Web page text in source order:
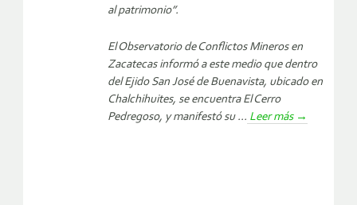
al patrimonio”.
El Observatorio de Conflictos Mineros en
Zacatecas informó a este medio que dentro
del Ejido San José de Buenavista, ubicado en
Chalchihuites, se encuentra El Cerro
Pedregoso, y manifestó su ... Leer más →